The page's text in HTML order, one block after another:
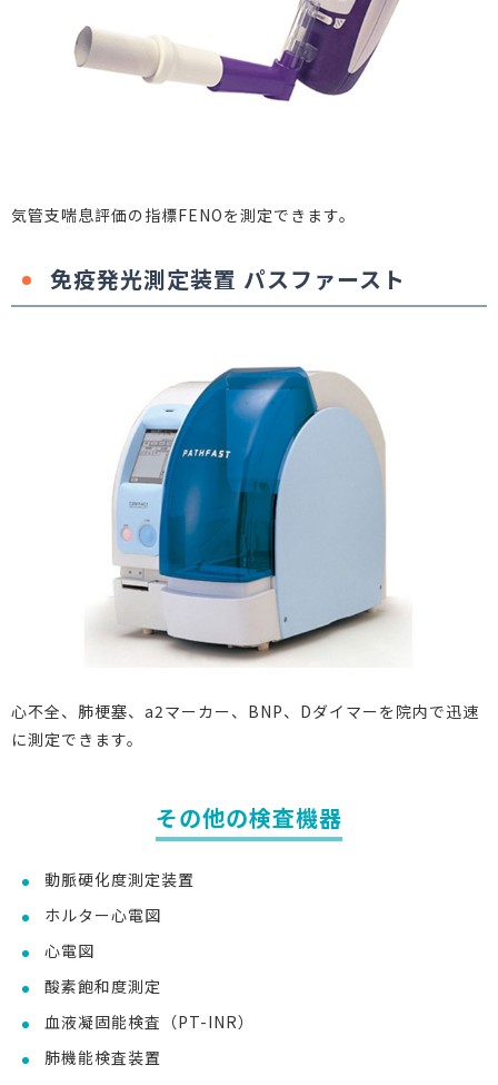
気管支喘息評価の指標FENOを測定できます。
免疫発光測定装置 パスファースト
心不全、肺梗塞、a2マーカー、BNP、Dダイマーを院内で迅速
に測定できます。
その他の検査機器
動脈硬化度測定装置
ホルター心電図
心電図
酸素飽和度測定
血液凝固能検査（PT-INR）
肺機能検査装置